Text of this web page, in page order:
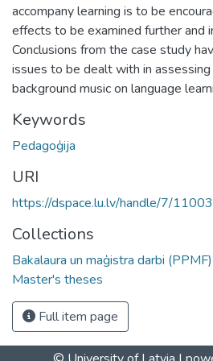
accompany learning is to be
effects to be examined further and
Conclusions from the case study
issues to be dealt with in
background music on language
Keywords
Pedagoģija
URI
https://dspace.lu.lv/handle/7/11003
Collections
Bakalaura un maģistra darbi
Master's theses
Full item page